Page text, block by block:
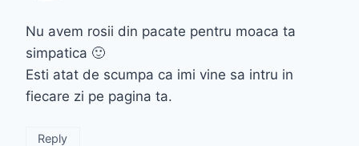
Nu avem rosii din pacate pentru moaca ta
simpatica 🙂
Esti atat de scumpa ca imi vine sa intru in
fiecare zi pe pagina ta.
Reply